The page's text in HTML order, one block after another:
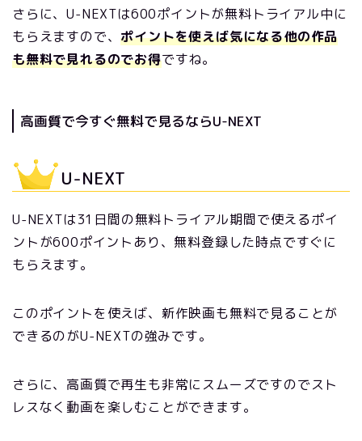
さらに、U-NEXTは600ポイントが無料トライアル中に
もらえますので、ポイントを使えば気になる他の作品
も無料で見れるのでお得ですね。
高画質で今すぐ無料で見るならU-NEXT
U-NEXT
U-NEXTは31日間の無料トライアル期間で使えるポイ
ントが600ポイントあり、無料登録した時点ですぐに
もらえます。
このポイントを使えば、新作映画も無料で見ることが
できるのがU-NEXTの強みです。
さらに、高画質で再生も非常にスムーズですのでスト
レスなく動画を楽しむことができます。